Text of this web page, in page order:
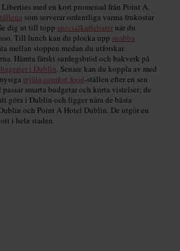
med en kort promenad från Point A.
som serverar ordentliga varma frukostar
dig ut till topp specialkaffebarer när du
Till lunch kan du plocka upp snabba
mellan stoppen medan du utforskar
Hämta färskt surdegsbröd och bakverk på
i Dublin. Senare kan du koppla av med
rejäla comfort food-ställen efter en sen
smarta budgetar och korta vistelser; de
göra i Dublin och ligger nära de bästa
och Point A Hotel Dublin. De utgör en
i hela staden.